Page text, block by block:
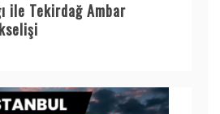
ile Tekirdağ Ambar